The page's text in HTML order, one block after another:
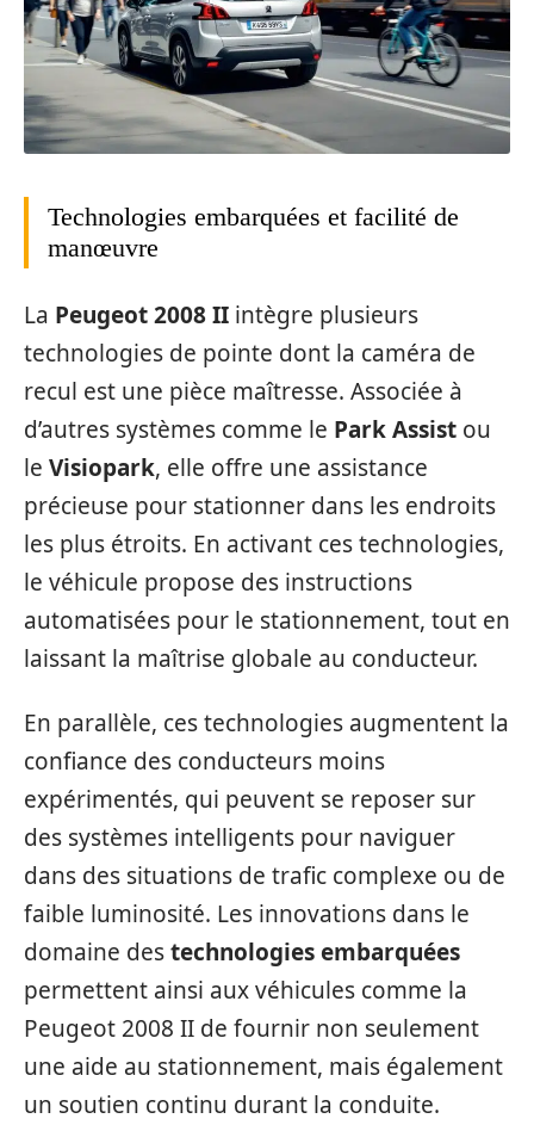
Technologies embarquées et facilité de
manœuvre
La Peugeot 2008 II intègre plusieurs
technologies de pointe dont la caméra de
recul est une pièce maîtresse. Associée à
d’autres systèmes comme le Park Assist ou
le Visiopark, elle offre une assistance
précieuse pour stationner dans les endroits
les plus étroits. En activant ces technologies,
le véhicule propose des instructions
automatisées pour le stationnement, tout en
laissant la maîtrise globale au conducteur.
En parallèle, ces technologies augmentent la
confiance des conducteurs moins
expérimentés, qui peuvent se reposer sur
des systèmes intelligents pour naviguer
dans des situations de trafic complexe ou de
faible luminosité. Les innovations dans le
domaine destechnologies embarquées
permettent ainsi aux véhicules comme la
Peugeot 2008 II de fournir non seulement
une aide au stationnement, mais également
un soutien continu durant la conduite.